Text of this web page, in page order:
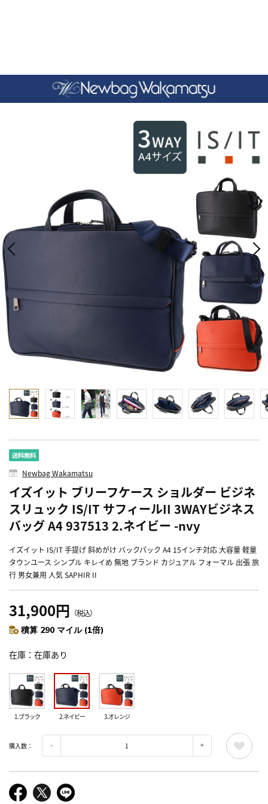
Newbag Wakamatsu
イズイット ブリーフケース ショルダー ビジネ
スリュック IS/IT サフィールII 3WAYビジネス
バッグ A4 937513 2.ネイビー -nvy
イズイット IS/IT 手提げ 斜めがけ バックパック A4 15インチ対応 大容量 軽量
タウンユース シンプル キレイめ 無地 ブランド カジュアル フォーマル 出張 旅
行 男女兼用 人気 SAPHIR II
31,900円 （税込）
積算 290 マイル (1倍)
在庫 在庫あり
1.ブラック 2.ネイビー 3.オレンジ
購入数：